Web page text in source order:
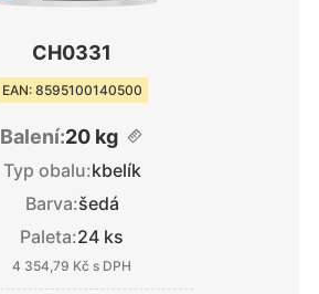
CH0331
EAN: 8595100140500
Balení:20 kg
Typ obalu:kbelík
Barva:šedá
Paleta:24 ks
4 354,79 Kč s DPH